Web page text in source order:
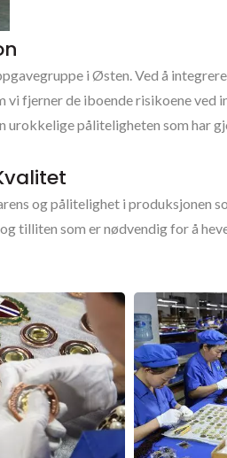
i Østen. Ved å
fjerner de iboende risikoene ved
påliteligheten som har
og pålitelighet i
tilliten som er nødvendig for å